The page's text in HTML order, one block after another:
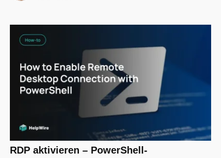
RDP aktivieren – PowerShell-